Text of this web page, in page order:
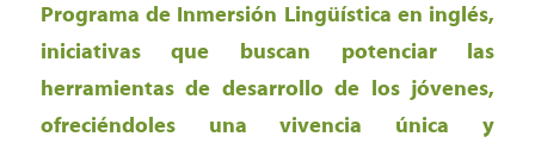
Programa de Inmersión Lingüística en inglés,
iniciativas que buscan potenciar las
herramientas de desarrollo de los jóvenes,
ofreciéndoles una vivencia única y